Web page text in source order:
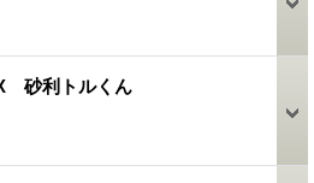
砂利トルくん